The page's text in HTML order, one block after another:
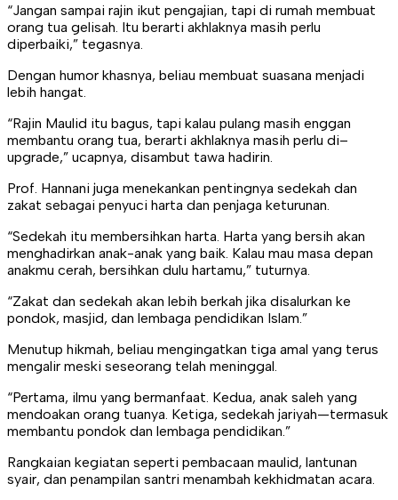
“Jangan sampai rajin ikut pengajian, tapi di rumah membuat
orang tua gelisah. Itu berarti akhlaknya masih perlu
diperbaiki,” tegasnya.
Dengan humor khasnya, beliau membuat suasana menjadi
lebih hangat.
“Rajin Maulid itu bagus, tapi kalau pulang masih enggan
membantu orang tua, berarti akhlaknya masih perlu di–
upgrade,” ucapnya, disambut tawa hadirin.
Prof. Hannani juga menekankan pentingnya sedekah dan
zakat sebagai penyuci harta dan penjaga keturunan.
“Sedekah itu membersihkan harta. Harta yang bersih akan
menghadirkan anak-anak yang baik. Kalau mau masa depan
anakmu cerah, bersihkan dulu hartamu,” tuturnya.
“Zakat dan sedekah akan lebih berkah jika disalurkan ke
pondok, masjid, dan lembaga pendidikan Islam.”
Menutup hikmah, beliau mengingatkan tiga amal yang terus
mengalir meski seseorang telah meninggal.
“Pertama, ilmu yang bermanfaat. Kedua, anak saleh yang
mendoakan orang tuanya. Ketiga, sedekah jariyah—termasuk
membantu pondok dan lembaga pendidikan.”
Rangkaian kegiatan seperti pembacaan maulid, lantunan
syair, dan penampilan santri menambah kekhidmatan acara.